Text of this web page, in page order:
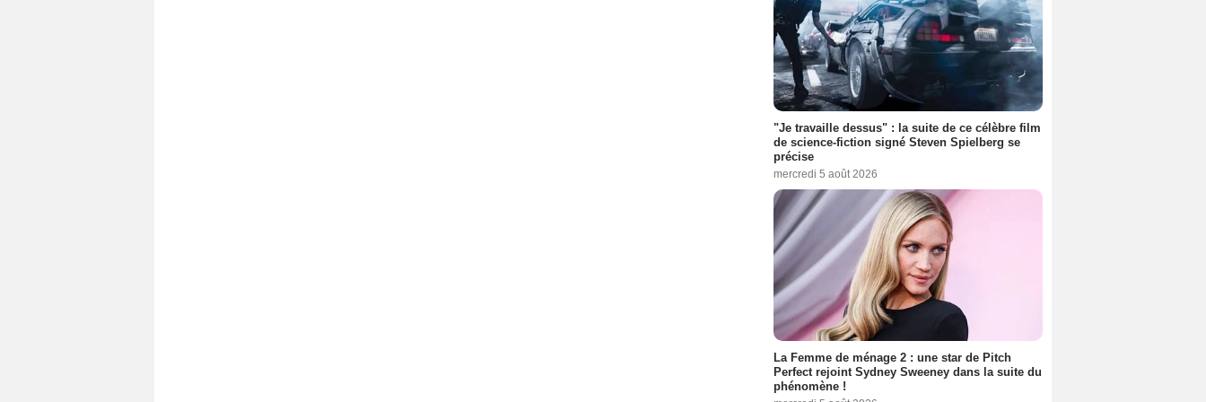
"Je travaille dessus" : la suite de ce célèbre film
de science-fiction signé Steven Spielberg se
précise
mercredi 5 août 2026
La Femme de ménage 2 : une star de Pitch
Perfect rejoint Sydney Sweeney dans la suite du
phénomène !